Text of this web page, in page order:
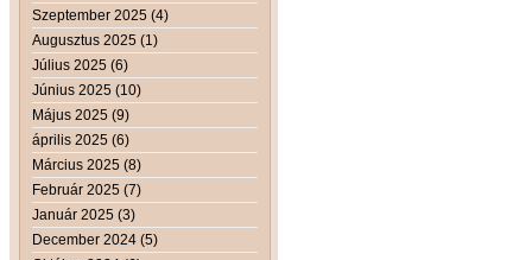
Szeptember 2025 (4)
Augusztus 2025 (1)
Július 2025 (6)
Június 2025 (10)
Május 2025 (9)
április 2025 (6)
Március 2025 (8)
Február 2025 (7)
Január 2025 (3)
December 2024 (5)